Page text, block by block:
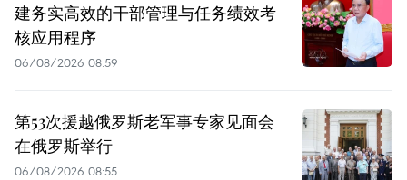
建务实高效的干部管理与任务绩效考
核应用程序
06/08/2026 08:59
第53次援越俄罗斯老军事专家见面会
在俄罗斯举行
06/08/2026 08:55